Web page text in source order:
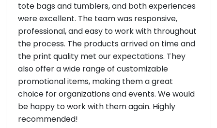
tote bags and tumblers, and both experiences
were excellent. The team was responsive,
professional, and easy to work with throughout
the process. The products arrived on time and
the print quality met our expectations. They
also offer a wide range of customizable
promotional items, making them a great
choice for organizations and events. We would
be happy to work with them again. Highly
recommended!